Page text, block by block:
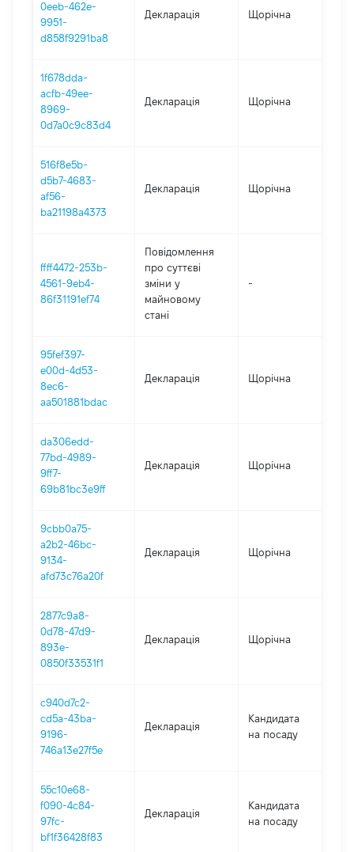
0eeb-462e-
9951-
d858f9291ba8
Декларація Щорічна
1f678dda-
acfb-49ee-
8969-
0d7a0c9c83d4
Декларація Щорічна
516f8e5b-
d5b7-4683-
af56-
ba21198a4373
Декларація Щорічна
ffff4472-253b-
4561-9eb4-
86f31191ef74
Повідомлення
про суттєві
зміни y
майновому
стані
-
95fef397-
e00d-4d53-
8ec6-
aa501881bdac
Декларація Щорічна
da306edd-
77bd-4989-
9ff7-
69b81bc3e9ff
Декларація Щорічна
9cbb0a75-
a2b2-46bc-
9134-
afd73c76a20f
Декларація Щорічна
2877c9a8-
0d78-47d9-
893e-
0850f33531f1
Декларація Щорічна
c940d7c2-
cd5a-43ba-
9196-
746a13e27f5e
Декларація
Кандидата
на посаду
55c10e68-
f090-4c84-
97fc-
bf1f36428f83
Декларація
Кандидата
на посаду